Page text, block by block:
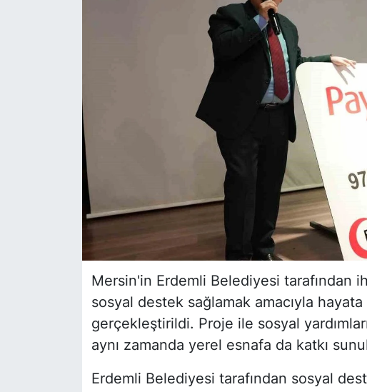
Mersin'in Erdemli Belediyesi tarafından
sosyal destek sağlamak amacıyla
gerçekleştirildi. Proje ile sosyal
aynı zamanda yerel esnafa da katkı
Erdemli Belediyesi tarafından sosyal
Haberde insan
Tanıtım